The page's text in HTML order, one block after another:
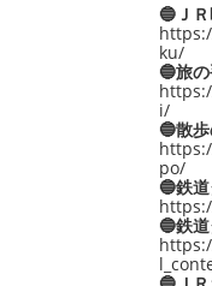
🔵Ｊ
ku/
🔵旅
i/
🔵散
po/
🔵鉄
🔵鉄